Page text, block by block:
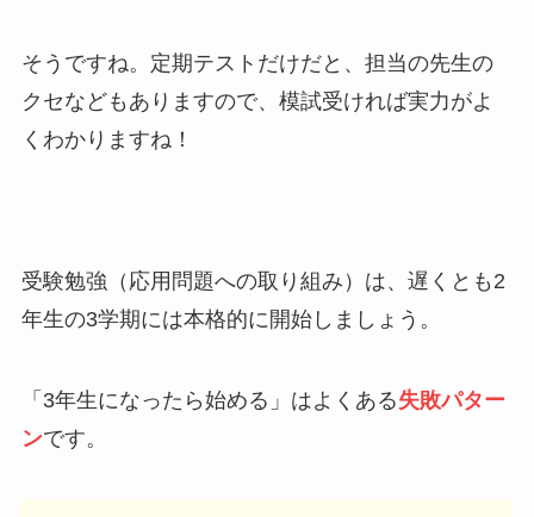
そうですね。定期テストだけだと、担当の先生の
クセなどもありますので、模試受ければ実力がよ
くわかりますね！
受験勉強（応用問題への取り組み）は、遅くとも2
年生の3学期には本格的に開始しましょう。
「3年生になったら始める」はよくある失敗パター
ンです。